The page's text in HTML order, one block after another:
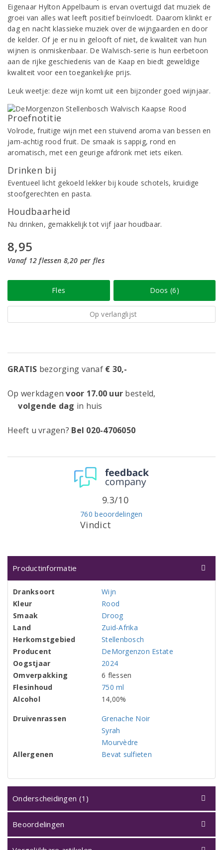
Eigenaar Hylton Appelbaum is ervan overtuigd dat muziek de
groei van alles wat leeft positief beïnvloedt. Daarom klinkt er
dag en nacht klassieke muziek over de wijngaarden en door
de kelder. Of je er nu in gelooft of niet, de kwaliteit van hun
wijnen is onmiskenbaar. De Walvisch-serie is hun eerbetoon
aan de rijke geschiedenis van de Kaap en biedt geweldige
kwaliteit voor een toegankelijke prijs.
Leuk weetje: deze wijn komt uit een bijzonder goed wijnjaar.
Proefnotitie
Volrode, fruitige wijn met een stuivend aroma van bessen en
jam-achtig rood fruit. De smaak is sappig, rond en
aromatisch, met een geurige afdronk met iets eiken.
Drinken bij
Eventueel licht gekoeld lekker bij koude schotels, kruidige
stoofgerechten en pasta.
Houdbaarheid
Nu drinken, gemakkelijk tot vijf jaar houdbaar.
8,95
Vanaf 12 flessen 8,20 per fles
Fles Doos (6)
Op verlanglijst
GRATIS bezorging vanaf € 30,-
Op werkdagenvoor 17.00 uur besteld,
volgende dag in huis
Heeft u vragen? Bel 020-4706050
Vindict
760 beoordelingen
9.3/10
Productinformatie
Dranksoort
Wijn
Kleur
Rood
Smaak
Droog
Land
Zuid-Afrika
Herkomstgebied
Stellenbosch
Producent
DeMorgenzon Estate
Oogstjaar
2024
Omverpakking
6 flessen
Flesinhoud
750 ml
Alcohol
14,00%
Druivenrassen
Grenache Noir
Syrah
Mourvèdre
Allergenen
Bevat sulfieten
Onderscheidingen (1)
Beoordelingen